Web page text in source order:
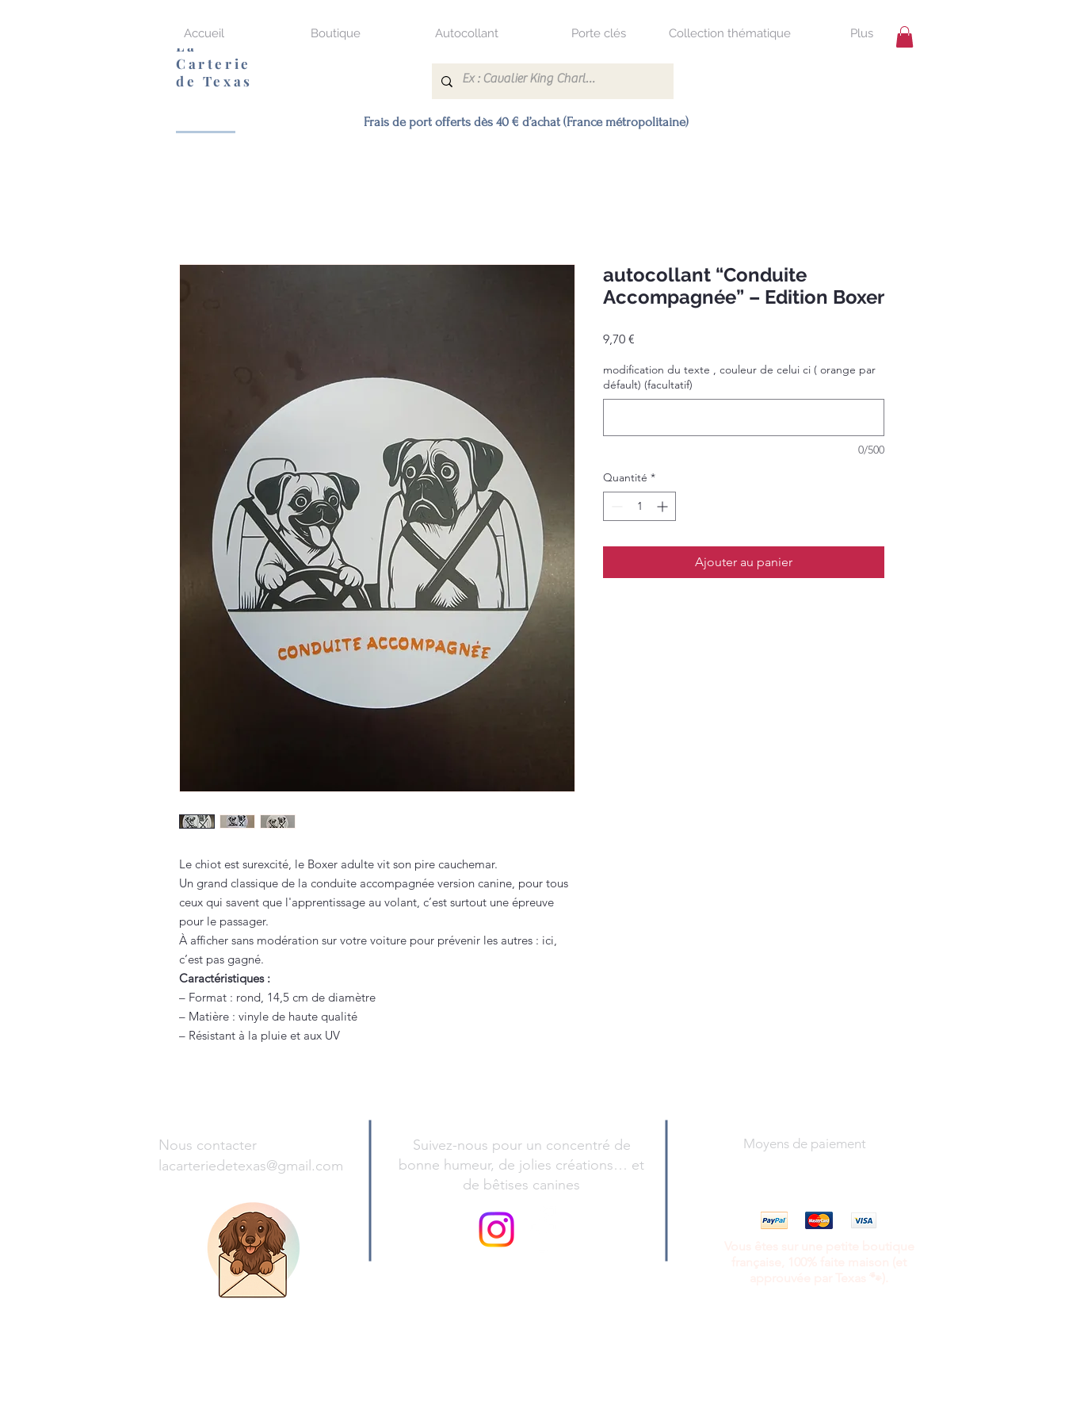
La
Carterie
de Texas
Accueil Boutique Autocollant Porte clés Collection thématique Plus
Frais de port offerts dès 40 € d’achat (France métropolitaine)
Le chiot est surexcité, le Boxer adulte vit son pire cauchemar.
Un grand classique de la conduite accompagnée version canine, pour tous
ceux qui savent que l'apprentissage au volant, c’est surtout une épreuve
pour le passager.
À afficher sans modération sur votre voiture pour prévenir les autres : ici,
c’est pas gagné.
Caractéristiques :
– Format : rond, 14,5 cm de diamètre
– Matière : vinyle de haute qualité
– Résistant à la pluie et aux UV
autocollant “Conduite
Accompagnée” – Edition Boxer
9,70 €
modification du texte , couleur de celui ci ( orange par
défault) (facultatif)
0/500
Quantité *
Ajouter au panier
Nous contacter
lacarteriedetexas@gmail.com
Moyens de paiement
Suivez-nous pour un concentré de
bonne humeur, de jolies créations… et
de bêtises canines